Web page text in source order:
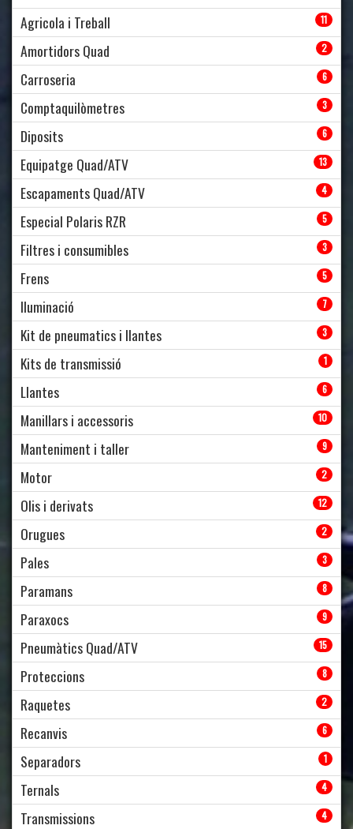
Agricola i Treball
11
Amortidors Quad 2
Carroseria 6
Comptaquilòmetres 3
Diposits 6
Equipatge Quad/ATV 13
Escapaments Quad/ATV 4
Especial Polaris RZR 5
Filtres i consumibles 3
Frens 5
Iluminació 7
Kit de pneumatics i llantes 3
Kits de transmissió 1
Llantes 6
Manillars i accessoris 10
Manteniment i taller 9
Motor 2
Olis i derivats 12
Orugues 2
Pales 3
Paramans 8
Paraxocs 9
Pneumàtics Quad/ATV 15
Proteccions 8
Raquetes 2
Recanvis 6
Separadors 1
Ternals 4
Transmissions 4